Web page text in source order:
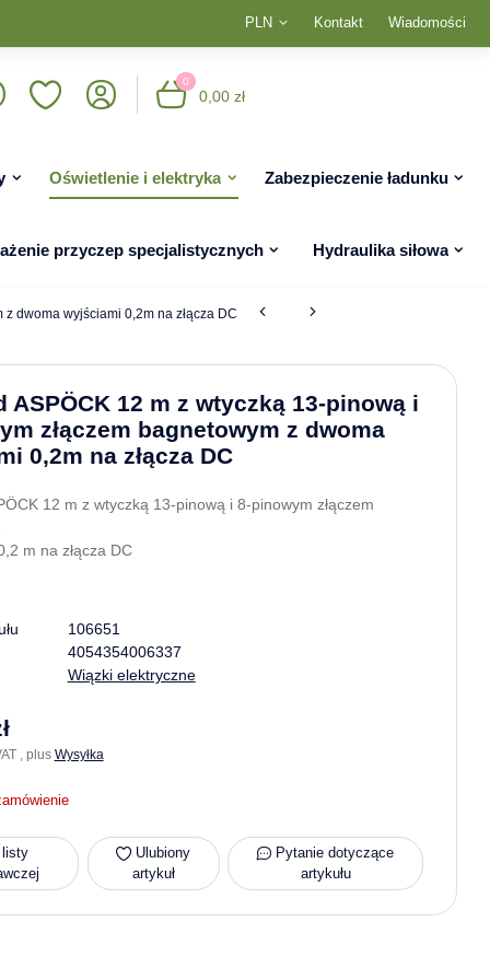
PLN Kontakt Wiadomości
0
0,00 zł
Oświetlenie i elektryka Zabezpieczenie ładunku
przyczep specjalistycznych Hydraulika siłowa
dwoma wyjściami 0,2m na złącza DC
ASPÖCK 12 m z wtyczką 13-pinową i
złączem bagnetowym z dwoma
0,2m na złącza DC
12 m z wtyczką 13-pinową i 8-pinowym złączem
m na złącza DC
106651
4054354006337
Wiązki elektryczne
, plus Wysyłka
listy
Ulubiony
artykuł
Pytanie dotyczące
artykułu